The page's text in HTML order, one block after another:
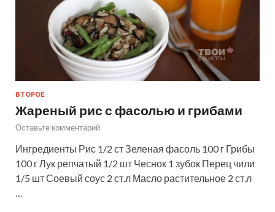
ВТОРОЕ
Жареный рис с фасолью и грибами
Оставьте комментарий
Ингредиенты Рис 1/2 ст Зеленая фасоль 100 г Грибы
100 г Лук репчатый 1/2 шт Чеснок 1 зубок Перец чили
1/5 шт Соевый соус 2 ст.л Масло растительное 2 ст.л
…